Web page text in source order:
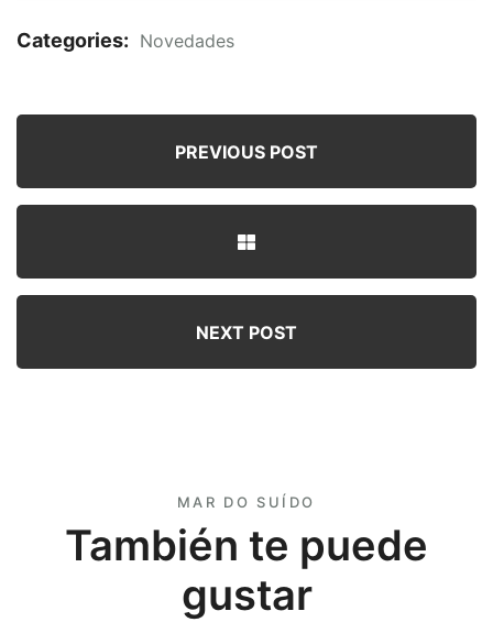
Categories: Novedades
PREVIOUS POST
NEXT POST
MAR DO SUÍDO
También te puede
gustar